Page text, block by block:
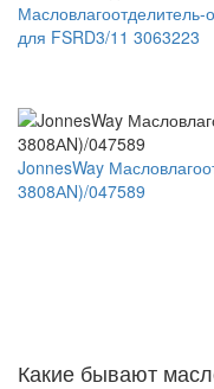
Масловлагоотделитель-
для FSRD3/11 3063223
JonnesWay
3808АN)/047589
Какие бывают